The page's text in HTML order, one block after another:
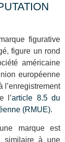
figurative
figure un rond
américaine
européenne
l’enregistrement
l’article 8.5 du
(RMUE).
marque est
similaire à une